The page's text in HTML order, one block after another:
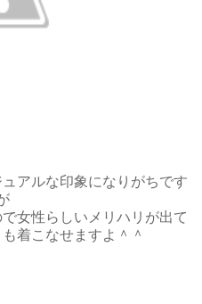
アルな印象になりがちです
女性らしいメリハリが出て
着こなせますよ＾＾